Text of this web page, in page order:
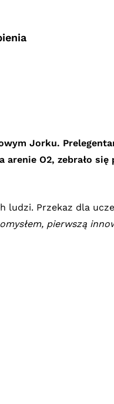
Jorku.
O2, zebrało się
ludzi. Przekaz dla
pierwszą